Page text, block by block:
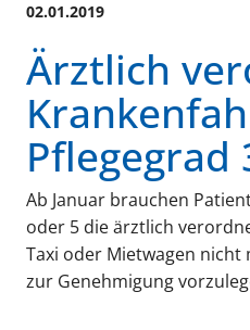
02.01.2019
Ärztlich
Pflegegrad
Ab Januar brauchen
oder 5 die ärztlich
Taxi oder Mietwagen
zur Genehmigung